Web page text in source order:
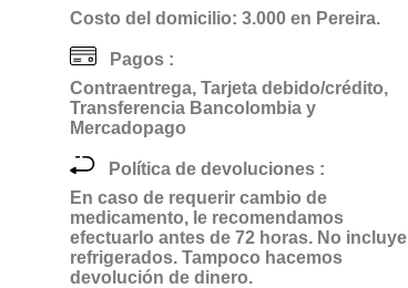
Costo del domicilio: 3.000 en Pereira.
Pagos :
Contraentrega, Tarjeta debido/crédito,
Transferencia Bancolombia y
Mercadopago
Política de devoluciones :
En caso de requerir cambio de
medicamento, le recomendamos
efectuarlo antes de 72 horas. No incluye
refrigerados. Tampoco hacemos
devolución de dinero.